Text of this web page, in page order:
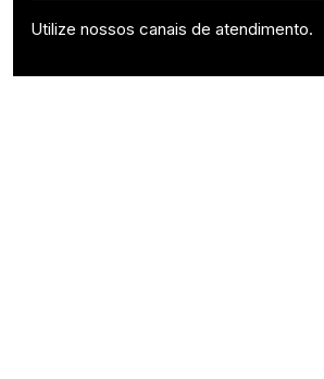
Utilize nossos canais de atendimento.